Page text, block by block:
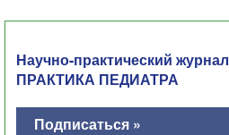
Научно-практический журнал
ПРАКТИКА ПЕДИАТРА
Подписаться »